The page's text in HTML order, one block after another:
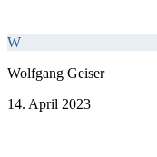
W
Wolfgang Geiser
14. April 2023